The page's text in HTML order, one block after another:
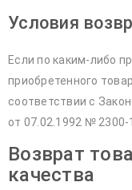
Условия
Если по каким-либо
приобретенного
соответствии с
от 07.02.1992 № 2300-1.
Возврат
качества